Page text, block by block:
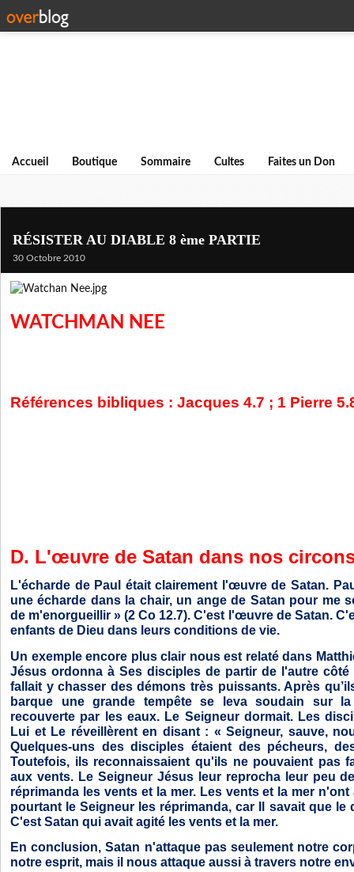
Accueil Boutique Sommaire Cultes Faites un Don
RÉSISTER AU DIABLE 8 ème PARTIE
30 Octobre 2010
WATCHMAN NEE
Références bibliques : Jacques 4.7 ; 1 Pierre
D. L'œuvre de Satan dans nos
L'écharde de Paul était clairement l'œuvre de Satan.
une écharde dans la chair, un ange de Satan pour me
de m'enorgueillir » (2 Co 12.7). C'est l'œuvre de Satan.
enfants de Dieu dans leurs conditions de vie.
Un exemple encore plus clair nous est relaté dans
Jésus ordonna à Ses disciples de partir de l'autre
fallait y chasser des démons très puissants. Après
barque une grande tempête se leva soudain sur
recouverte par les eaux. Le Seigneur dormait. Les
Lui et Le réveillèrent en disant : « Seigneur, sauve,
Quelques-uns des disciples étaient des pécheurs,
Toutefois, ils reconnaissaient qu'ils ne pouvaient pas
aux vents. Le Seigneur Jésus leur reprocha leur peu
réprimanda les vents et la mer. Les vents et la mer
pourtant le Seigneur les réprimanda, car Il savait que le
C'est Satan qui avait agité les vents et la mer.
En conclusion, Satan n'attaque pas seulement notre
notre esprit, mais il nous attaque aussi à travers notre